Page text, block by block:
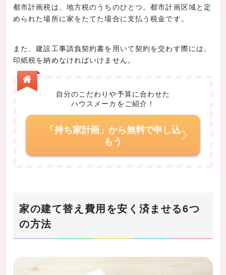
都市計画税は、地方税のうちのひとつ。都市計画区域と定
められた場所に家をたてた場合に支払う税金です。
また、建設工事請負契約書を用いて契約を交わす際には、
印紙税を納めなければいけません。
自分のこだわりや予算に合わせた
ハウスメーカをご紹介！
「持ち家計画」から無料で申し込
もう
家の建て替え費用を安く済ませる6つ
の方法